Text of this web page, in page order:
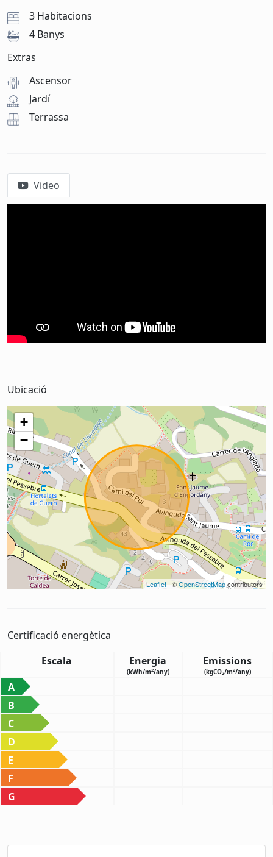
3 Habitacions
4 Banys
Extras
Ascensor
Jardí
Terrassa
Video
Ubicació
+
−
Leaflet| ©OpenStreetMapcontributors
Certificació energètica
Escala
Energia
(kWh/m2/any)
Emissions
(kgCO2/m2/any)
A
B
C
D
E
F
G